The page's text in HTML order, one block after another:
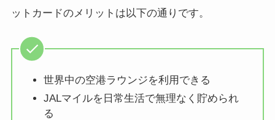
ットカードのメリットは以下の通りです。
世界中の空港ラウンジを利用できる
JALマイルを日常生活で無理なく貯められ
る